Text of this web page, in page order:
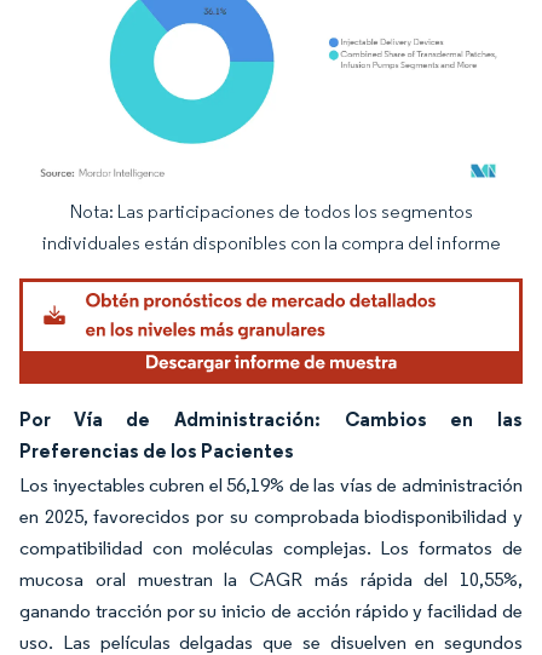
Imagen © Mordor Intelligence. El uso requiere atribución según CC BY 4.0.
Nota: Las participaciones de todos los segmentos
individuales están disponibles con la compra del informe
Por Vía de Administración: Cambios en las
Preferencias de los Pacientes
Los inyectables cubren el 56,19% de las vías de administración
en 2025, favorecidos por su comprobada biodisponibilidad y
compatibilidad con moléculas complejas. Los formatos de
mucosa oral muestran la CAGR más rápida del 10,55%,
ganando tracción por su inicio de acción rápido y facilidad de
uso. Las películas delgadas que se disuelven en segundos